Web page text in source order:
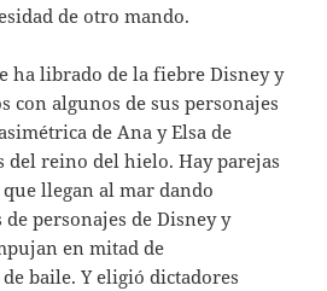
de otro mando.
ha librado de la fiebre Disney y
con algunos de sus personajes
de Ana y Elsa de
del reino del hielo. Hay parejas
llegan al mar dando
personajes de Disney y
en mitad de
baile. Y eligió dictadores